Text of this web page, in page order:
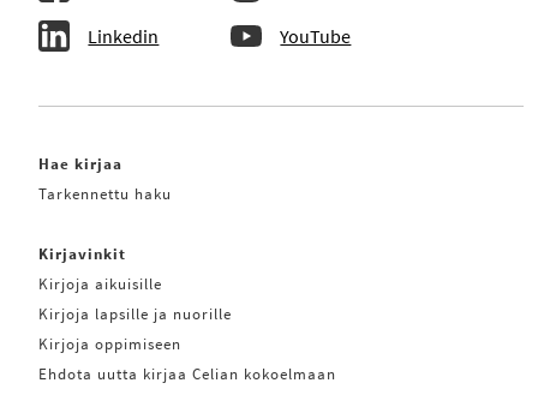
Linkedin YouTube
Hae kirjaa
Tarkennettu haku
Kirjavinkit
Kirjoja aikuisille
Kirjoja lapsille ja nuorille
Kirjoja oppimiseen
Ehdota uutta kirjaa Celian kokoelmaan